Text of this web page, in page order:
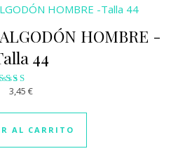
HOMBRE -
44
Valorado
3.07
de 5
3,45 €
AL CARRITO